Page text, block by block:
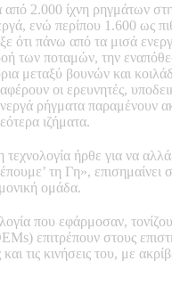
από 2.000 ίχνη ρηγμάτων
ενώ περίπου 1.600 ως
ότι πάνω από τα μισά
των ποταμών, την
μεταξύ βουνών και
οι ερευνητές,
ρήγματα παραμένουν
ιζήματα.
ήρθε για να
τη Γη»,
ομάδα.
που εφάρμοσαν,
επιτρέπουν στους
τις κινήσεις του, με